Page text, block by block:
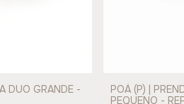
DUO GRANDE -
POÁ (P) |
PEQUENO -